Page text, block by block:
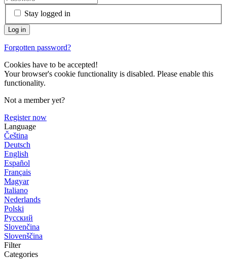
Stay logged in
Forgotten password?
Cookies have to be accepted!
Your browser's cookie functionality is disabled. Please enable this
functionality.
Not a member yet?
Register now
Language
Čeština
Deutsch
English
Español
Français
Magyar
Italiano
Nederlands
Polski
Русский
Slovenčina
Slovenščina
Filter
Categories